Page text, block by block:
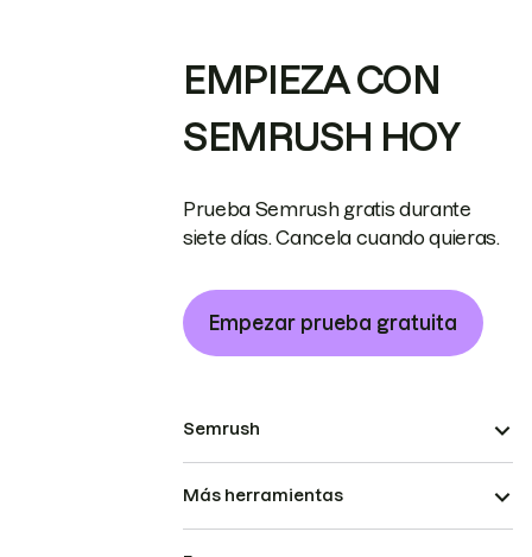
EMPIEZA CON
SEMRUSH HOY
Prueba Semrush gratis durante
siete días. Cancela cuando quieras.
Empezar prueba gratuita
Semrush
Más herramientas